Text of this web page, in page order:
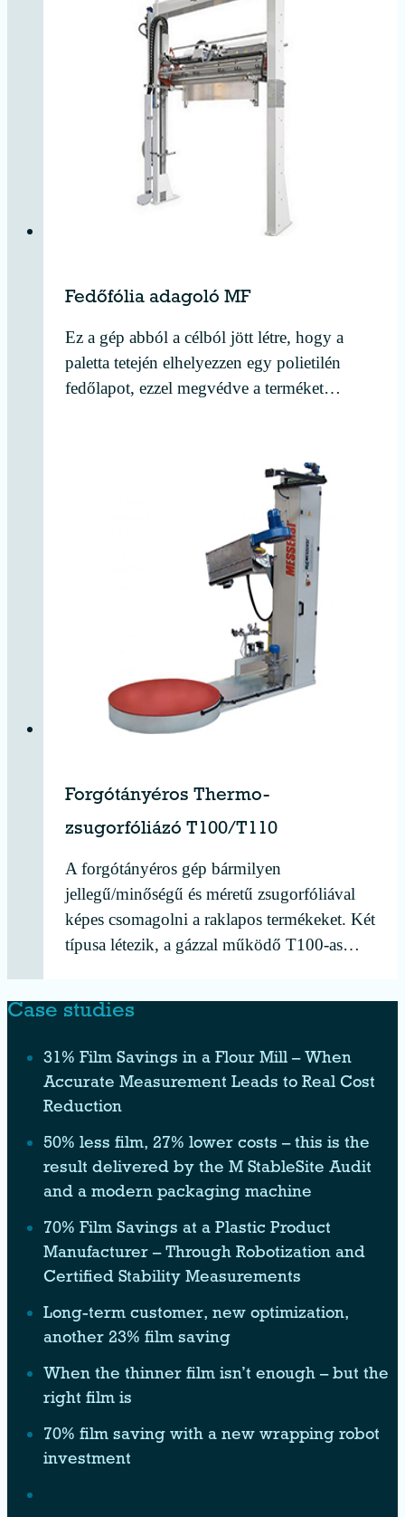
Fedőfólia adagoló MF
Ez a gép abból a célból jött létre, hogy a
paletta tetején elhelyezzen egy polietilén
fedőlapot, ezzel megvédve a terméket…
Forgótányéros Thermo-
zsugorfóliázó T100/T110
A forgótányéros gép bármilyen
jellegű/minőségű és méretű zsugorfóliával
képes csomagolni a raklapos termékeket. Két
típusa létezik, a gázzal működő T100-as…
Case studies
31% Film Savings in a Flour Mill – When
Accurate Measurement Leads to Real Cost
Reduction
50% less film, 27% lower costs – this is the
result delivered by the M StableSite Audit
and a modern packaging machine
70% Film Savings at a Plastic Product
Manufacturer – Through Robotization and
Certified Stability Measurements
Long-term customer, new optimization,
another 23% film saving
When the thinner film isn’t enough – but the
right film is
70% film saving with a new wrapping robot
investment